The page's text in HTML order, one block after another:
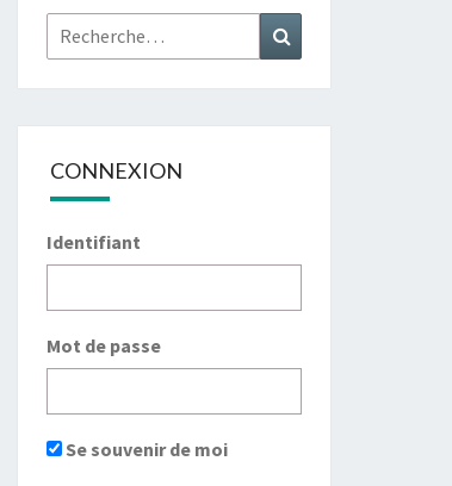
Rechercher :
CONNEXION
Identifiant
Mot de passe
Se souvenir de moi